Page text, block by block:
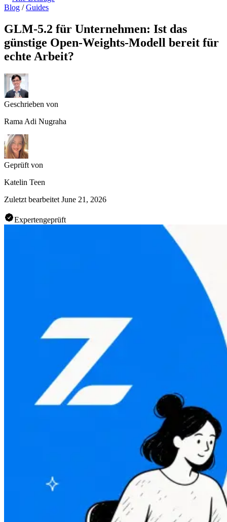
Blog /Guides
GLM-5.2 für Unternehmen: Ist das
günstige Open-Weights-Modell bereit für
echte Arbeit?
Geschrieben von
Rama Adi Nugraha
Geprüft von
Katelin Teen
Zuletzt bearbeitet June 21, 2026
Expertengeprüft